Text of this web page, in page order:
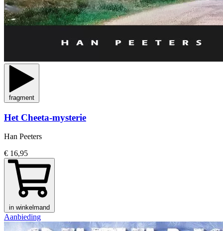
fragment
Het Cheeta-mysterie
Han Peeters
€ 16,95
in winkelmand
Aanbieding